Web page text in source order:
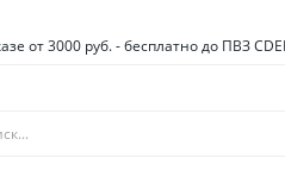
от 3000 руб. - бесплатно до ПВЗ